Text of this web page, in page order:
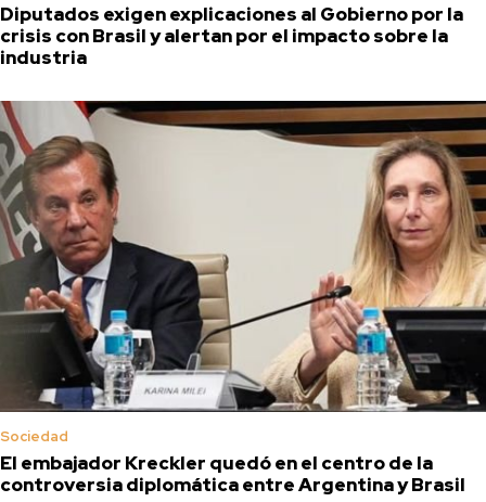
Diputados exigen explicaciones al Gobierno por la
crisis con Brasil y alertan por el impacto sobre la
industria
Sociedad
El embajador Kreckler quedó en el centro de la
controversia diplomática entre Argentina y Brasil